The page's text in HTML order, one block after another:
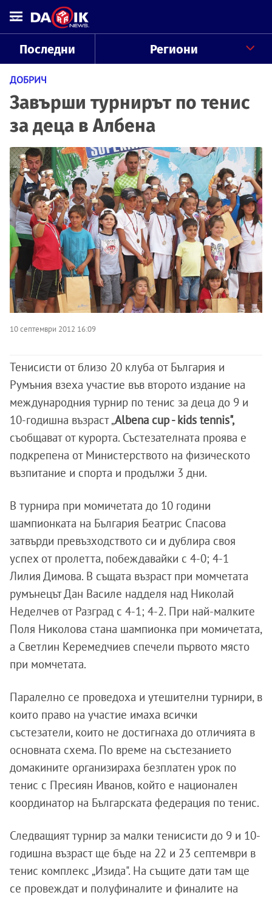
Последни Региони
ДОБРИЧ
Завърши турнирът по тенис
за деца в Албена
10 септември 2012 16:09
Тенисисти от близо 20 клуба от България и
Румъния взеха участие във второто издание на
международния турнир по тенис за деца до 9 и
10-годишна възраст „Albena cup - kids tennis",
съобщават от курорта. Състезателната проява е
подкрепена от Министерството на физическото
възпитание и спорта и продължи 3 дни.
В турнира при момичетата до 10 години
шампионката на България Беатрис Спасова
затвърди превъзходството си и дублира своя
успех от пролетта, побеждавайки с 4-0; 4-1
Лилия Димова. В същата възраст при момчетата
румънецът Дан Василе надделя над Николай
Неделчев от Разград с 4-1; 4-2. При най-малките
Поля Николова стана шампионка при момичетата,
а Светлин Керемедчиев спечели първото място
при момчетата.
Паралелно се проведоха и утешителни турнири, в
които право на участие имаха всички
състезатели, които не достигнаха до отличията в
основната схема. По време на състезанието
домакините организираха безплатен урок по
тенис с Пресиян Иванов, който е национален
координатор на Българската федерация по тенис.
Следващият турнир за малки тенисисти до 9 и 10-
годишна възраст ще бъде на 22 и 23 септември в
тенис комплекс „Изида". На същите дати там ще
се провеждат и полуфиналите и финалите на